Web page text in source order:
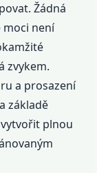
Žádná
není
zvykem.
a prosazení
základě
plnou